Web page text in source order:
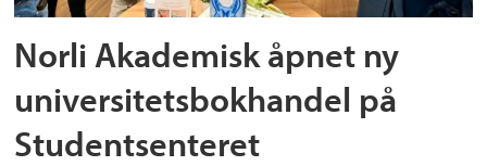
Norli Akademisk åpnet ny
universitetsbokhandel på
Studentsenteret